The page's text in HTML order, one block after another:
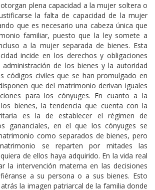
plena capacidad a la mujer soltera o
la falta de capacidad de la mujer
que es necesario una cabeza única que
familiar, puesto que la ley somete a
a la mujer separada de bienes. Esta
incide en los derechos y obligaciones
de los bienes y la autoridad
códigos civiles que se han promulgado en
que del matrimonio derivan iguales
para los cónyuges. En cuanto a la
bienes, la tendencia que cuenta con la
es la de establecer el régimen de
gananciales, en el que los cónyuges se
como separados de bienes, pero
se reparten por mitades las
de ellos haya adquirido. En la vida real
la intervención materna en las decisiones
a su persona o a sus bienes. Esto
la imagen patriarcal de la familia donde